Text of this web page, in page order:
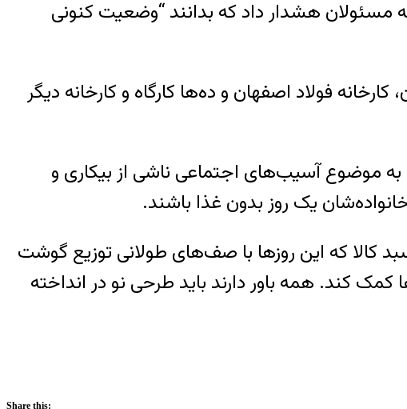
مسئولان هشدار داد که بدانند “وضعیت کنونی
فولاد اصفهان و ده‌ها کارگاه و کارخانه دیگر
موضوع آسیب‌های اجتماعی ناشی از بیکاری و
یک روز بدون غذا باشند.
روحانی مانند یارانه ۴۵هزار و ۵۰۰ تومانی و توزیع سبد کالا که این روزها با صف‌های طولانی توزیع گوشت
‌کند. همه باور دارند باید طرحی نو در انداخته
Share this: